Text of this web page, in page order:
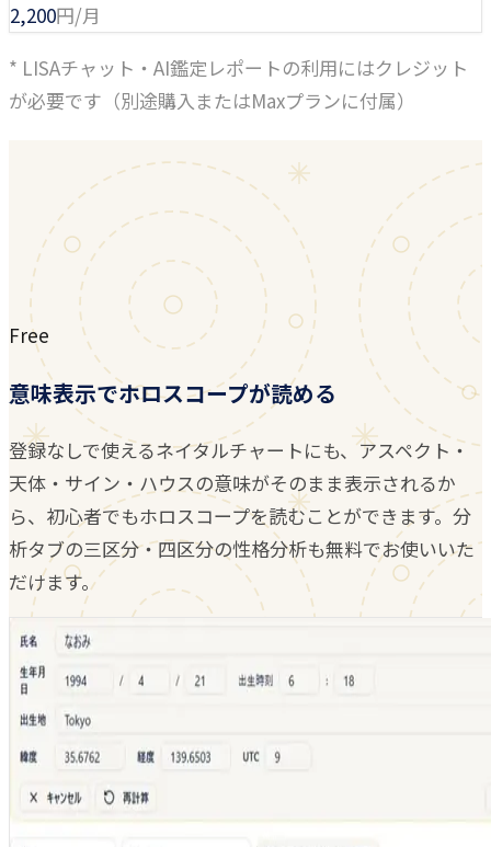
2,200円/月
* LISAチャット・AI鑑定レポートの利用にはクレジット
が必要です（別途購入またはMaxプランに付属）
Free
意味表示でホロスコープが読める
登録なしで使えるネイタルチャートにも、アスペクト・
天体・サイン・ハウスの意味がそのまま表示されるか
ら、初心者でもホロスコープを読むことができます。分
析タブの三区分・四区分の性格分析も無料でお使いいた
だけます。